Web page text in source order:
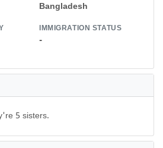
Bangladesh
IMMIGRATION STATUS
-
5 sisters.